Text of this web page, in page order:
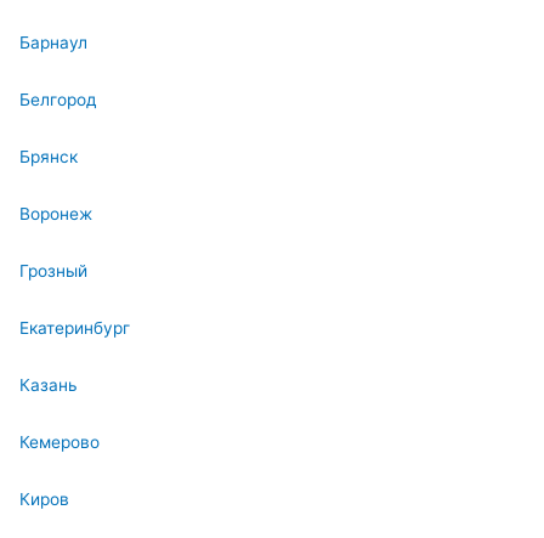
Барнаул
Белгород
Брянск
Воронеж
Грозный
Екатеринбург
Казань
Кемерово
Киров